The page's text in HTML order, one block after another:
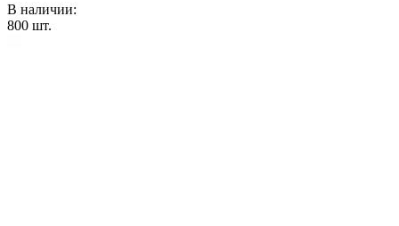
В наличии:
800 шт.